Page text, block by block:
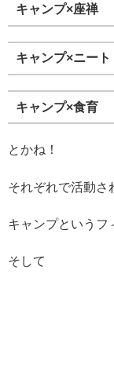
キャンプ×座禅
キャンプ×ニート
キャンプ×食育
とかね！
それぞれで活動さ
キャンプというフ
そして